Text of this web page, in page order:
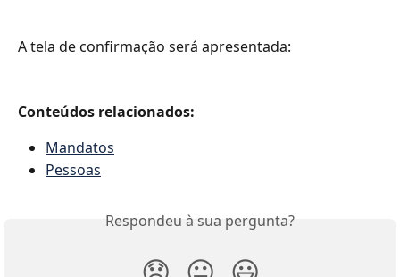
A tela de confirmação será apresentada:
Conteúdos relacionados:
Mandatos
Pessoas
Respondeu à sua pergunta?